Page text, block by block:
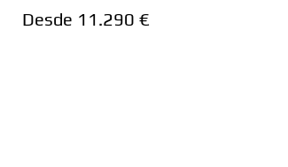
Desde 11.290 €